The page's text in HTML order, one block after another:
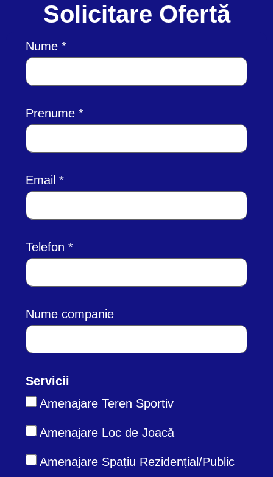
Solicitare Ofertă
Nume
Prenume
Email
Telefon
Nume companie
Servicii
Amenajare Teren Sportiv
Amenajare Loc de Joacă
Amenajare Spațiu Rezidențial/Public